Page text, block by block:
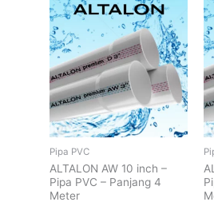
Pipa PVC
ALTALON AW 10 inch –
Pipa PVC – Panjang 4
Meter